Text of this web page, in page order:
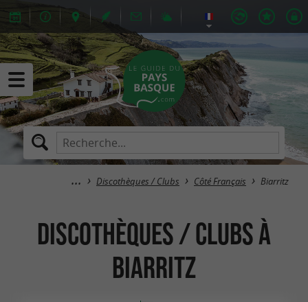
Discothèques / Clubs Côté Français Biarritz
Discothèques / Clubs à
Biarritz